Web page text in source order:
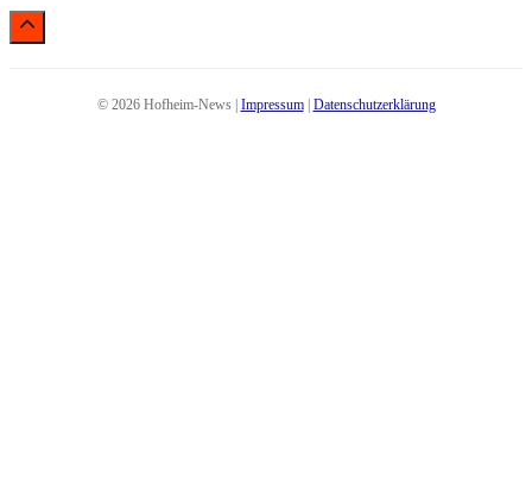
© 2026 Hofheim-News | Impressum| Datenschutzerklärung